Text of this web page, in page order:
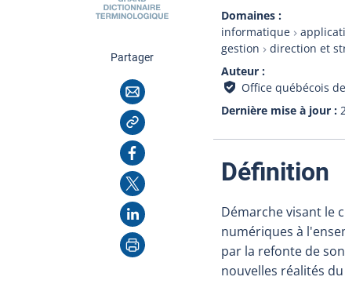
Domaines
informatique
gestion
direction et
Auteur
Office québécois
Dernière mise à jour
Partagercette page
Courriel
Copier l'adresse
Facebook
X
LinkedIn
Imprimer
Définition
Démarche visant le
numériques à
par la refonte de son
nouvelles réalités du